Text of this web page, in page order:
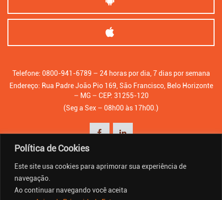
Política de Cookies
Este site usa cookies para aprimorar sua experiência de
navegação.
Ao continuar navegando você aceita
Telefone: 0800-941-6789 – 24 horas por dia, 7 dias por semana
Endereço: Rua Padre João Pio 169, São Francisco, Belo Horizonte
– MG – CEP: 31255-120
(Seg a Sex – 08h00 às 17h00.)
© Copyright - BHIP. Todos os direitos reservados.